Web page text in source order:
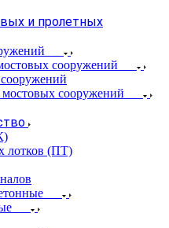
и пролетных
сооружений
сооружений
лотков (ПТ)